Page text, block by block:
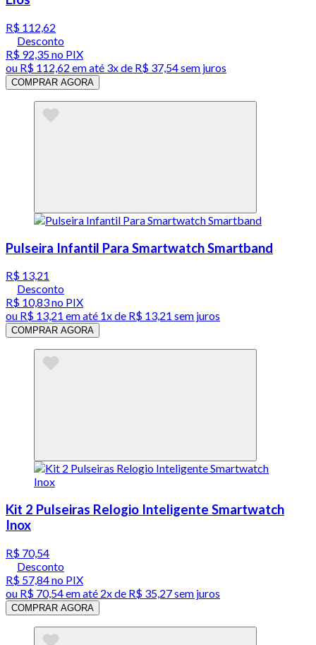
R$ 112,62
Desconto
R$ 92,35no PIX
ou R$ 112,62 em até 3x de R$ 37,54 sem juros
COMPRAR AGORA
Pulseira Infantil Para Smartwatch Smartband
R$ 13,21
Desconto
R$ 10,83no PIX
ou R$ 13,21 em até 1x de R$ 13,21 sem juros
COMPRAR AGORA
Kit 2 Pulseiras Relogio Inteligente Smartwatch
Inox
R$ 70,54
Desconto
R$ 57,84no PIX
ou R$ 70,54em até 2x de R$ 35,27 sem juros
COMPRAR AGORA